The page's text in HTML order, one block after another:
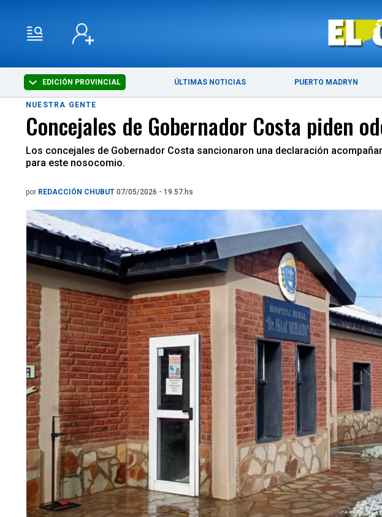
EDICIÓN PROVINCIAL ÚLTIMAS NOTICIAS PUERTO MADRYN
NUESTRA GENTE
Concejales de Gobernador Costa piden
Los concejales de Gobernador Costa sancionaron una declaración
para este nosocomio.
por REDACCIÓN CHUBUT 07/05/2026 - 19.57.hs